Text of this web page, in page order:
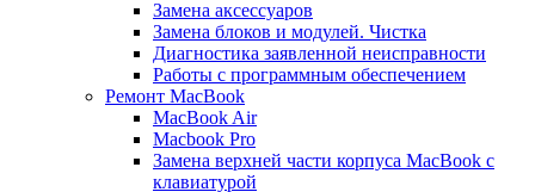
Замена аксессуаров
Замена блоков и модулей. Чистка
Диагностика заявленной неисправности
Работы с программным обеспечением
Ремонт MacBook
MacBook Air
Macbook Pro
Замена верхней части корпуса MacBook с
клавиатурой